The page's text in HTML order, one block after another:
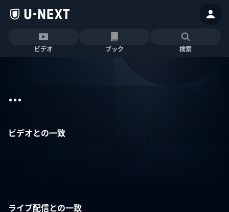
ビデオ ブック 検索
...
ビデオとの一致
ライブ配信との一致